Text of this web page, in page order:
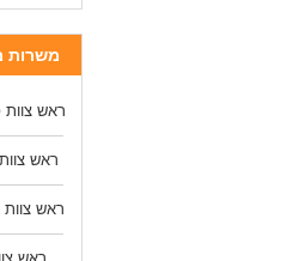
משרות
ראש צוות
ראש
ראש